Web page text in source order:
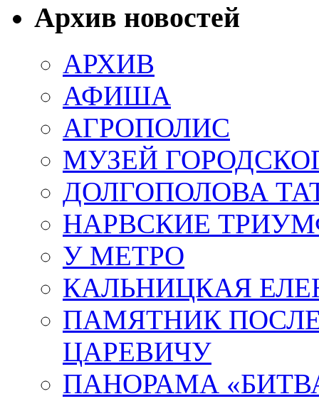
Архив новостей
АРХИВ
АФИША
АГРОПОЛИС
МУЗЕЙ
ДОЛГОПОЛОВА
НАРВСКИЕ
У МЕТРО
КАЛЬНИЦКАЯ
ПАМЯТНИК
ЦАРЕВИЧУ
ПАНОРАМА